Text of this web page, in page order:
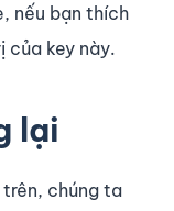
nếu bạn thích
key này.
lại
chúng ta